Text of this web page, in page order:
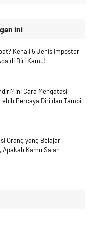
ini
Kenali 5 Jenis Imposter
di Diri Kamu!
Ini Cara Mengatasi
Percaya Diri dan Tampil
Orang yang Belajar
Apakah Kamu Salah